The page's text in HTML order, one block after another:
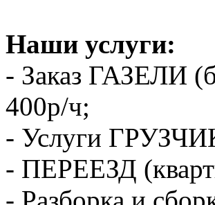
Наши услуги:
- Заказ ГАЗЕЛИ
400р/ч;
- Услуги
- ПЕРЕЕЗД